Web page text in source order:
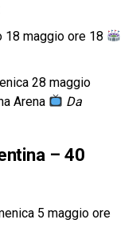
18 maggio ore 18
28 maggio
Arena
Da
– 40
5 maggio ore